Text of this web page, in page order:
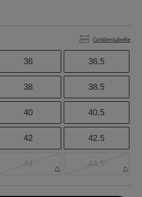
Größentabelle
36 36,5
38 38.5
40 40,5
42 42.5
44 44,5